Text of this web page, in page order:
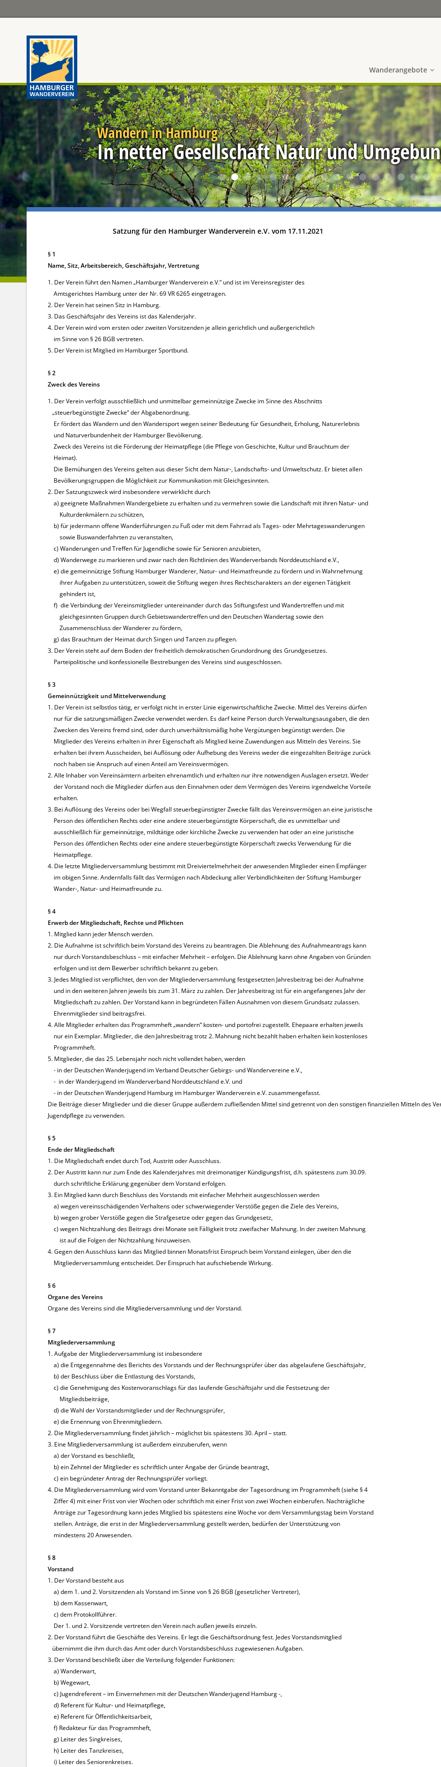
Wanderangebote
Wandern in Hamburg
In netter Gesellschaft Natur und
Satzung für den Hamburger Wanderverein e.V. vom 17.11.2021
§ 1
Name, Sitz, Arbeitsbereich, Geschäftsjahr, Vertretung
1. Der Verein führt den Namen „Hamburger Wanderverein e.V.“ und ist im Vereinsregister des
Amtsgerichtes Hamburg unter der Nr. 69 VR 6265 eingetragen.
2. Der Verein hat seinen Sitz in Hamburg.
3. Das Geschäftsjahr des Vereins ist das Kalenderjahr.
4. Der Verein wird vom ersten oder zweiten Vorsitzenden je allein gerichtlich und außergerichtlich
im Sinne von § 26 BGB vertreten.
5. Der Verein ist Mitglied im Hamburger Sportbund.
§ 2
Zweck des Vereins
1. Der Verein verfolgt ausschließlich und unmittelbar gemeinnützige Zwecke im Sinne des Abschnitts
„steuerbegünstigte Zwecke“ der Abgabenordnung.
Er fördert das Wandern und den Wandersport wegen seiner Bedeutung für Gesundheit, Erholung, Naturerlebnis
und Naturverbundenheit der Hamburger Bevölkerung.
Zweck des Vereins ist die Förderung der Heimatpflege (die Pflege von Geschichte, Kultur und Brauchtum der
Heimat).
Die Bemühungen des Vereins gelten aus dieser Sicht dem Natur-, Landschafts- und Umweltschutz. Er bietet allen
Bevölkerungsgruppen die Möglichkeit zur Kommunikation mit Gleichgesinnten.
2. Der Satzungszweck wird insbesondere verwirklicht durch
a) geeignete Maßnahmen Wandergebiete zu erhalten und zu vermehren sowie die Landschaft mit ihren Natur- und
Kulturdenkmälern zu schützen,
b) für jedermann offene Wanderführungen zu Fuß oder mit dem Fahrrad als Tages- oder Mehrtageswanderungen
sowie Buswanderfahrten zu veranstalten,
c) Wanderungen und Treffen für Jugendliche sowie für Senioren anzubieten,
d) Wanderwege zu markieren und zwar nach den Richtlinien des Wanderverbands Norddeutschland e.V.,
e) die gemeinnützige Stiftung Hamburger Wanderer, Natur- und Heimatfreunde zu fördern und in Wahrnehmung
ihrer Aufgaben zu unterstützen, soweit die Stiftung wegen ihres Rechtscharakters an der eigenen Tätigkeit
gehindert ist,
f) die Verbindung der Vereinsmitglieder untereinander durch das Stiftungsfest und Wandertreffen und mit
gleichgesinnten Gruppen durch Gebietswandertreffen und den Deutschen Wandertag sowie den
Zusammenschluss der Wanderer zu fördern,
g) das Brauchtum der Heimat durch Singen und Tanzen zu pflegen.
3. Der Verein steht auf dem Boden der freiheitlich demokratischen Grundordnung des Grundgesetzes.
Parteipolitische und konfessionelle Bestrebungen des Vereins sind ausgeschlossen.
§ 3
Gemeinnützigkeit und Mittelverwendung
1. Der Verein ist selbstlos tätig, er verfolgt nicht in erster Linie eigenwirtschaftliche Zwecke. Mittel des Vereins dürfen
nur für die satzungsmäßigen Zwecke verwendet werden. Es darf keine Person durch Verwaltungsausgaben, die den
Zwecken des Vereins fremd sind, oder durch unverhältnismäßig hohe Vergütungen begünstigt werden. Die
Mitglieder des Vereins erhalten in ihrer Eigenschaft als Mitglied keine Zuwendungen aus Mitteln des Vereins. Sie
erhalten bei ihrem Ausscheiden, bei Auflösung oder Aufhebung des Vereins weder die eingezahlten Beiträge zurück
noch haben sie Anspruch auf einen Anteil am Vereinsvermögen.
2. Alle Inhaber von Vereinsämtern arbeiten ehrenamtlich und erhalten nur ihre notwendigen Auslagen ersetzt. Weder
der Vorstand noch die Mitglieder dürfen aus den Einnahmen oder dem Vermögen des Vereins irgendwelche Vorteile
erhalten.
3. Bei Auflösung des Vereins oder bei Wegfall steuerbegünstigter Zwecke fällt das Vereinsvermögen an eine juristische
Person des öffentlichen Rechts oder eine andere steuerbegünstigte Körperschaft, die es unmittelbar und
ausschließlich für gemeinnützige, mildtätige oder kirchliche Zwecke zu verwenden hat oder an eine juristische
Person des öffentlichen Rechts oder eine andere steuerbegünstigte Körperschaft zwecks Verwendung für die
Heimatpflege.
4. Die letzte Mitgliederversammlung bestimmt mit Dreiviertelmehrheit der anwesenden Mitglieder einen Empfänger
im obigen Sinne. Andernfalls fällt das Vermögen nach Abdeckung aller Verbindlichkeiten der Stiftung Hamburger
Wander-, Natur- und Heimatfreunde zu.
§ 4
Erwerb der Mitgliedschaft, Rechte und Pflichten
1. Mitglied kann jeder Mensch werden.
2. Die Aufnahme ist schriftlich beim Vorstand des Vereins zu beantragen. Die Ablehnung des Aufnahmeantrags kann
nur durch Vorstandsbeschluss – mit einfacher Mehrheit – erfolgen. Die Ablehnung kann ohne Angaben von Gründen
erfolgen und ist dem Bewerber schriftlich bekannt zu geben.
3. Jedes Mitglied ist verpflichtet, den von der Mitgliederversammlung festgesetzten Jahresbeitrag bei der Aufnahme
und in den weiteren Jahren jeweils bis zum 31. März zu zahlen. Der Jahresbeitrag ist für ein angefangenes Jahr der
Mitgliedschaft zu zahlen. Der Vorstand kann in begründeten Fällen Ausnahmen von diesem Grundsatz zulassen.
Ehrenmitglieder sind beitragsfrei.
4. Alle Mitglieder erhalten das Programmheft „wandern“ kosten- und portofrei zugestellt. Ehepaare erhalten jeweils
nur ein Exemplar. Mitglieder, die den Jahresbeitrag trotz 2. Mahnung nicht bezahlt haben erhalten kein kostenloses
Programmheft.
5. Mitglieder, die das 25. Lebensjahr noch nicht vollendet haben, werden
- in der Deutschen Wanderjugend im Verband Deutscher Gebirgs- und Wandervereine e.V.,
- in der Wanderjugend im Wanderverband Norddeutschland e.V. und
- in der Deutschen Wanderjugend Hamburg im Hamburger Wanderverein e.V. zusammengefasst.
Die Beiträge dieser Mitglieder und die dieser Gruppe außerdem zufließenden Mittel sind getrennt von den sonstigen finanziellen Mitteln des
Jugendpflege zu verwenden.
§ 5
Ende der Mitgliedschaft
1. Die Mitgliedschaft endet durch Tod, Austritt oder Ausschluss.
2. Der Austritt kann nur zum Ende des Kalenderjahres mit dreimonatiger Kündigungsfrist, d.h. spätestens zum 30.09.
durch schriftliche Erklärung gegenüber dem Vorstand erfolgen.
3. Ein Mitglied kann durch Beschluss des Vorstands mit einfacher Mehrheit ausgeschlossen werden
a) wegen vereinsschädigenden Verhaltens oder schwerwiegender Verstöße gegen die Ziele des Vereins,
b) wegen grober Verstöße gegen die Strafgesetze oder gegen das Grundgesetz,
c) wegen Nichtzahlung des Beitrags drei Monate seit Fälligkeit trotz zweifacher Mahnung. In der zweiten Mahnung
ist auf die Folgen der Nichtzahlung hinzuweisen.
4. Gegen den Ausschluss kann das Mitglied binnen Monatsfrist Einspruch beim Vorstand einlegen, über den die
Mitgliederversammlung entscheidet. Der Einspruch hat aufschiebende Wirkung.
§ 6
Organe des Vereins
Organe des Vereins sind die Mitgliederversammlung und der Vorstand.
§ 7
Mitgliederversammlung
1. Aufgabe der Mitgliederversammlung ist insbesondere
a) die Entgegennahme des Berichts des Vorstands und der Rechnungsprüfer über das abgelaufene Geschäftsjahr,
b) der Beschluss über die Entlastung des Vorstands,
c) die Genehmigung des Kostenvoranschlags für das laufende Geschäftsjahr und die Festsetzung der
Mitgliedsbeiträge,
d) die Wahl der Vorstandsmitglieder und der Rechnungsprüfer,
e) die Ernennung von Ehrenmitgliedern.
2. Die Mitgliederversammlung findet jährlich – möglichst bis spätestens 30. April – statt.
3. Eine Mitgliederversammlung ist außerdem einzuberufen, wenn
a) der Vorstand es beschließt,
b) ein Zehntel der Mitglieder es schriftlich unter Angabe der Gründe beantragt,
c) ein begründeter Antrag der Rechnungsprüfer vorliegt.
4. Die Mitgliederversammlung wird vom Vorstand unter Bekanntgabe der Tagesordnung im Programmheft (siehe § 4
Ziffer 4) mit einer Frist von vier Wochen oder schriftlich mit einer Frist von zwei Wochen einberufen. Nachträgliche
Anträge zur Tagesordnung kann jedes Mitglied bis spätestens eine Woche vor dem Versammlungstag beim Vorstand
stellen. Anträge, die erst in der Mitgliederversammlung gestellt werden, bedürfen der Unterstützung von
mindestens 20 Anwesenden.
§ 8
Vorstand
1. Der Vorstand besteht aus
a) dem 1. und 2. Vorsitzenden als Vorstand im Sinne von § 26 BGB (gesetzlicher Vertreter),
b) dem Kassenwart,
c) dem Protokollführer.
Der 1. und 2. Vorsitzende vertreten den Verein nach außen jeweils einzeln.
2. Der Vorstand führt die Geschäfte des Vereins. Er legt die Geschäftsordnung fest. Jedes Vorstandsmitglied
übernimmt die ihm durch das Amt oder durch Vorstandsbeschluss zugewiesenen Aufgaben.
3. Der Vorstand beschließt über die Verteilung folgender Funktionen:
a) Wanderwart,
b) Wegewart,
c) Jugendreferent – im Einvernehmen mit der Deutschen Wanderjugend Hamburg -,
d) Referent für Kultur- und Heimatpflege,
e) Referent für Öffentlichkeitsarbeit,
f) Redakteur für das Programmheft,
g) Leiter des Singkreises,
h) Leiter des Tanzkreises,
i) Leiter des Seniorenkreises.